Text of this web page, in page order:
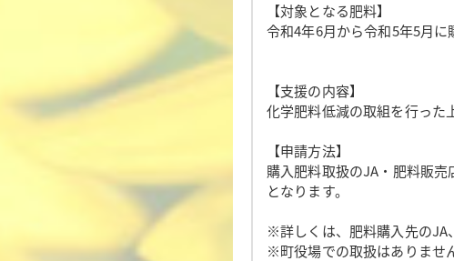
【対象となる肥料】
令和4年6月から令和5年5月
【支援の内容】
化学肥料低減の取組を行った
【申請方法】
購入肥料取扱のJA・肥料販
となります。
※詳しくは、肥料購入先のJA
※町役場での取扱はありません